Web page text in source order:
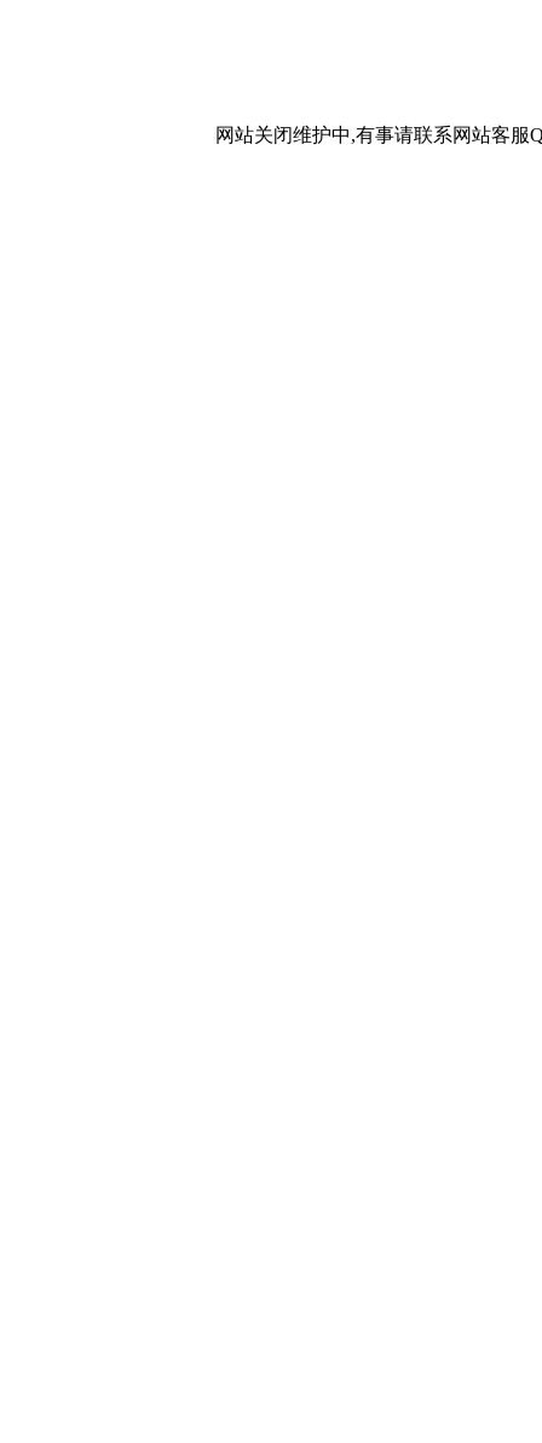
网站关闭维护中,有事请联系网站客服